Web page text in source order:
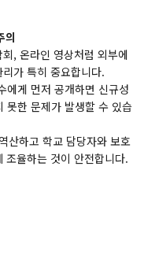
의
, 온라인 영상처럼 외부에
가 특히 중요합니다.
에게 먼저 공개하면 신규성
못한 문제가 발생할 수 있습
산하고 학교 담당자와 보호
조율하는 것이 안전합니다.